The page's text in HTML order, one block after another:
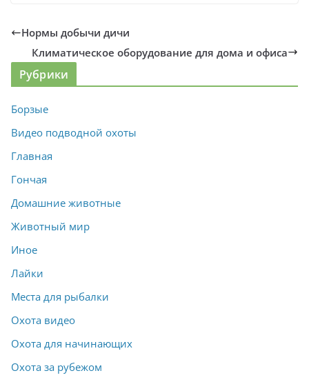
Нормы добычи дичи
Климатическое оборудование для дома и офиса
Рубрики
Борзые
Видео подводной охоты
Главная
Гончая
Домашние животные
Животный мир
Иное
Лайки
Места для рыбалки
Охота видео
Охота для начинающих
Охота за рубежом